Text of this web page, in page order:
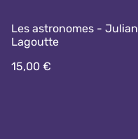
Les astronomes - Julian
Lagoutte
15,00 €